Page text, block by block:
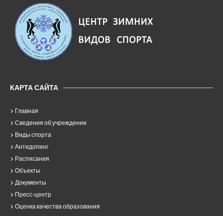
КАРТА САЙТА
Главная
Сведения об учреждении
Виды спорта
Антидопинг
Расписания
Объекты
Документы
Пресс-центр
Оценка качества образования